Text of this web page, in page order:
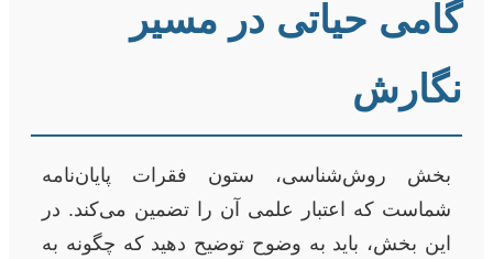
گامی حیاتی در مسیر
نگارش
بخش روش‌شناسی، ستون فقرات پایان‌نامه
شماست که اعتبار علمی آن را تضمین می‌کند. در
این بخش، باید به وضوح توضیح دهید که چگونه به